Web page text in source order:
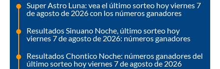
Super Astro Luna: vea el último sorteo hoy viernes 7
de agosto de 2026 con los números ganadores
Resultados Sinuano Noche, último sorteo hoy
viernes 7 de agosto de 2026: números ganadores
Resultados Chontico Noche: números ganadores del
último sorteo hoy viernes 7 de agosto de 2026